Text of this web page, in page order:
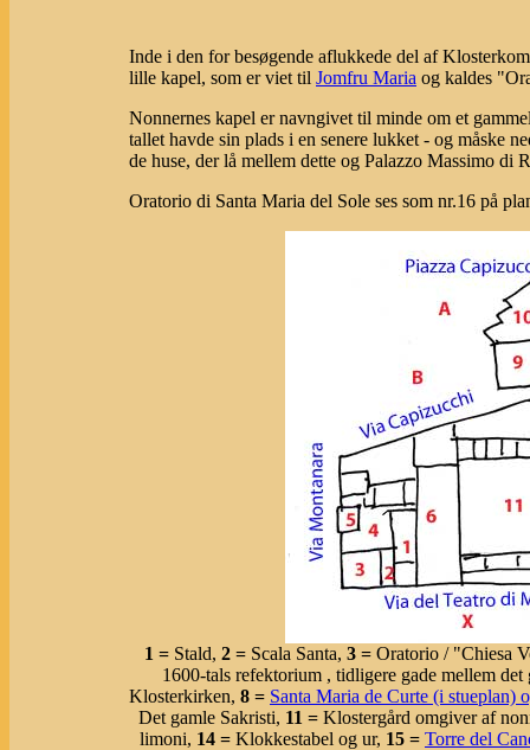
Inde i den for besøgende aflukkede del af
lille kapel, som er viet til Jomfru Maria og kaldes
Nonnernes kapel er navngivet til minde om et
tallet havde sin plads i en senere lukket - og måske
de huse, der lå mellem dette og Palazzo Massimo di
Oratorio di Santa Maria del Sole ses som nr.16 på
1 = Stald, 2 = Scala Santa, 3 = Oratorio / "Chiesa
1600-tals refektorium , tidligere gade mellem
Klosterkirken, 8 = Santa Maria de Curte (i stueplan)
Det gamle Sakristi, 11 =Klostergård omgiver af
limoni, 14 = Klokkestabel og ur, 15 = Torre del